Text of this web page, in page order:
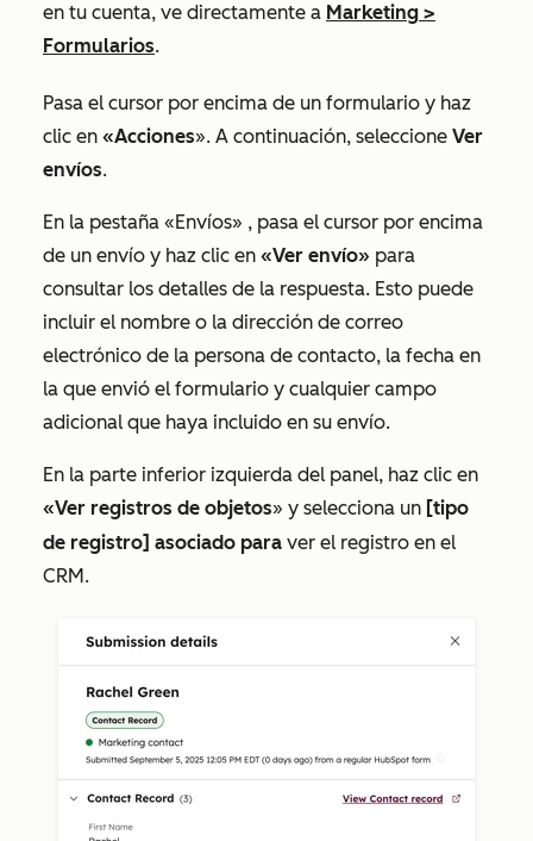
en tu cuenta, ve directamente a Marketing >
Formularios.
Pasa el cursor por encima de un formulario y haz
clic en «Acciones». A continuación, seleccione Ver
envíos.
En la pestaña «Envíos» , pasa el cursor por encima
de un envío y haz clic en «Ver envío» para
consultar los detalles de la respuesta. Esto puede
incluir el nombre o la dirección de correo
electrónico de la persona de contacto, la fecha en
la que envió el formulario y cualquier campo
adicional que haya incluido en su envío.
En la parte inferior izquierda del panel, haz clic en
«Ver registros de objetos» y selecciona un [tipo
de registro] asociado para ver el registro en el
CRM.